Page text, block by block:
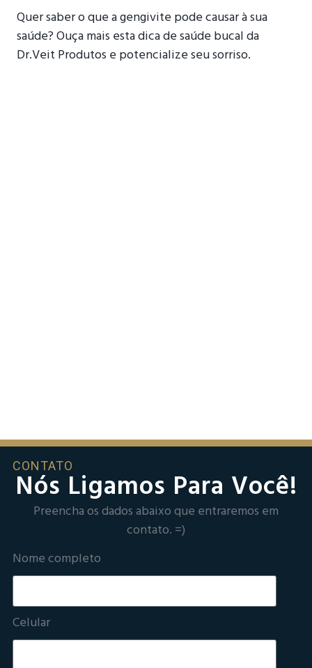
Quer saber o que a gengivite pode causar à sua
saúde? Ouça mais esta dica de saúde bucal da
Dr.Veit Produtos e potencialize seu sorriso.
CONTATO
Nós Ligamos Para Você!
Preencha os dados abaixo que entraremos em
contato. =)
Nome completo
Celular